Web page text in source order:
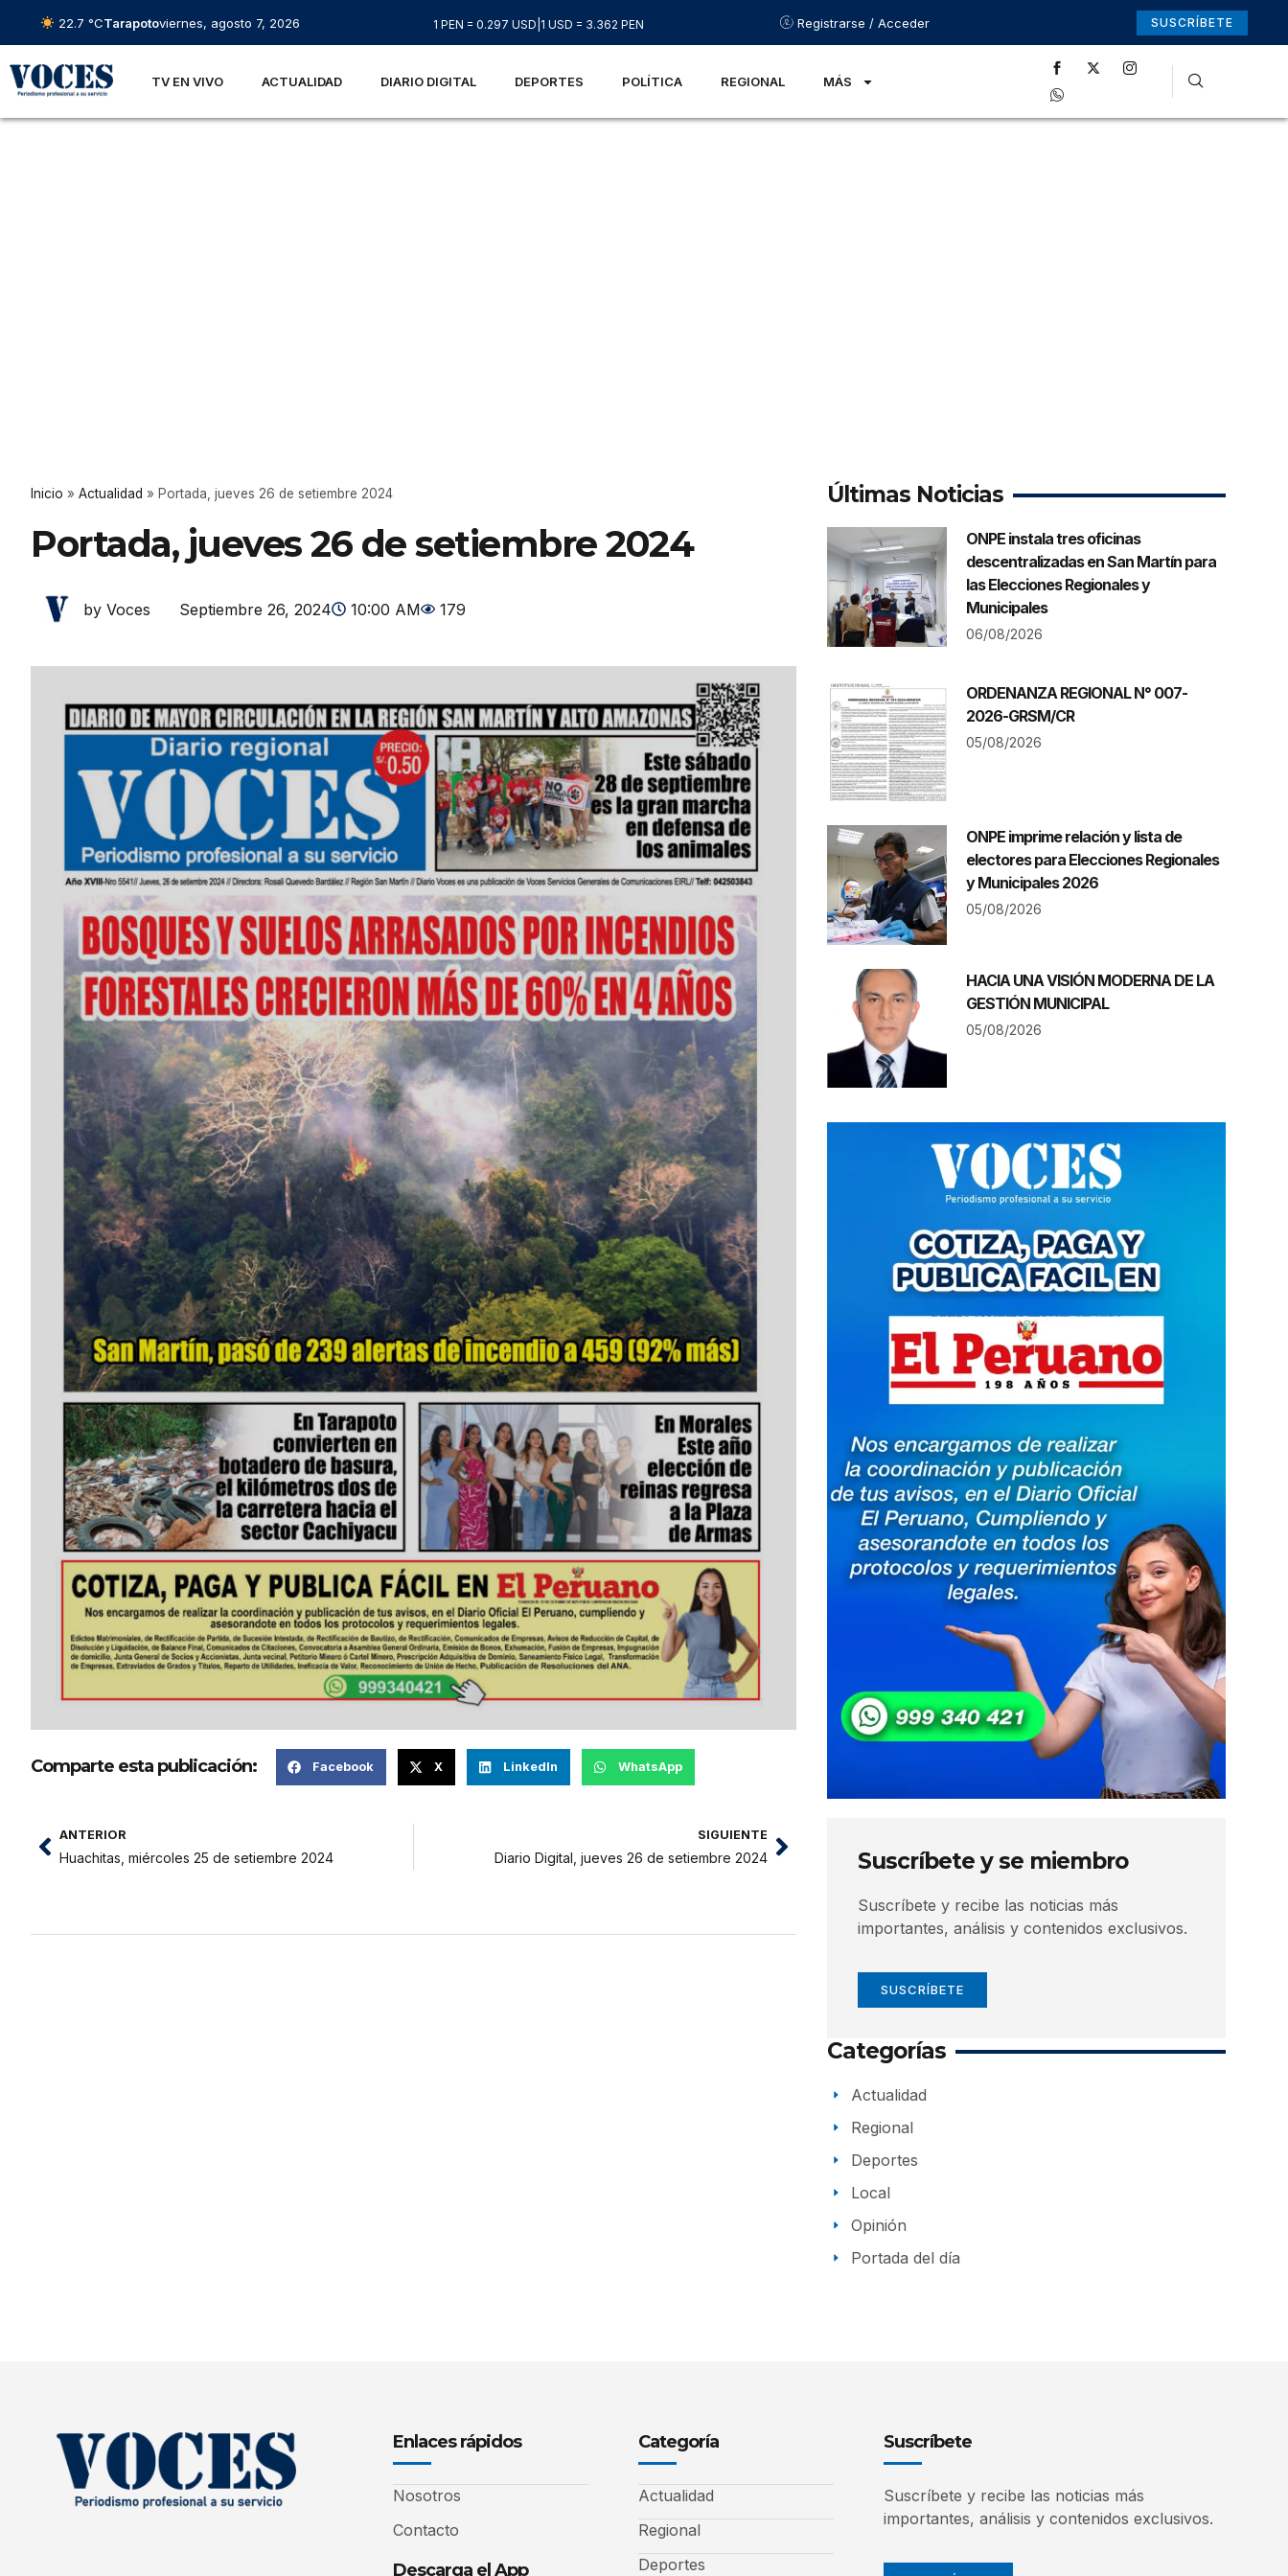
22.7 °CTarapotoviernes, agosto 7, 2026 1 PEN = 0.297 USD 1 USD = 3.362 PEN Registrarse / Acceder SUSCRÍBETE
TV EN VIVO ACTUALIDAD DIARIO DIGITAL DEPORTES POLÍTICA REGIONAL MÁS
Inicio » Actualidad » Portada, jueves 26 de setiembre 2024
Portada, jueves 26 de setiembre 2024
by Voces Septiembre 26, 2024 10:00 AM 179
Comparte esta publicación: Facebook X LinkedIn WhatsApp
ANTERIOR
Huachitas, miércoles 25 de setiembre 2024
SIGUIENTE
Diario Digital, jueves 26 de setiembre 2024
Últimas Noticias
ONPE instala tres oficinas
descentralizadas en San Martín para
las Elecciones Regionales y
Municipales
06/08/2026
ORDENANZA REGIONAL N° 007-
2026-GRSM/CR
05/08/2026
ONPE imprime relación y lista de
electores para Elecciones Regionales
y Municipales 2026
05/08/2026
HACIA UNA VISIÓN MODERNA DE LA
GESTIÓN MUNICIPAL
05/08/2026
Suscríbete y se miembro
Suscríbete y recibe las noticias más
importantes, análisis y contenidos exclusivos.
SUSCRÍBETE
Categorías
Actualidad
Regional
Deportes
Local
Opinión
Portada del día
Enlaces rápidos
Nosotros
Contacto
Descarga el App
Categoría
Actualidad
Regional
Deportes
Suscríbete
Suscríbete y recibe las noticias más
importantes, análisis y contenidos exclusivos.